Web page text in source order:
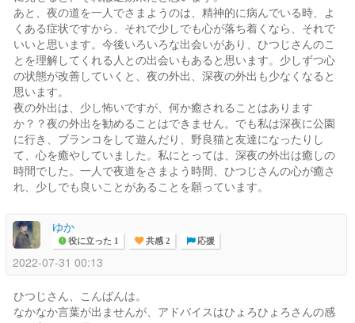
あと、夜の道を一人でさまようのは、精神的に病んでいる時、よ
くある症状ですから、それで少しでも心が落ち着くなら、それで
いいと思います。今後いろいろな出会いがあり、ひつじさんのこ
とを理解してくれる人との出会いもあると思います。少しずつ心
の状態が改善していくと、夜の外出、深夜の外出も少なくなると
思います。
夜の外出は、少し怖いですが、何か癒されることはあります
か？？夜の外出を勧めることはできません。でも私は深夜に公園
に行き、ブランコをして遊んだり、野良猫と友達になったりし
て、心を癒やしていました。私にとっては、深夜の外出は癒しの
時間でした。一人で夜道をさまよう時間、ひつじさんの心が癒さ
れ、少しでも良いことがあることを願っています。
ゆか
役に立った 1 共感 2 応援
2022-07-31 00:13
ひつじさん、こんばんは。
なかなか言葉が出ませんが、アドバイスはひょろひょろさんの感